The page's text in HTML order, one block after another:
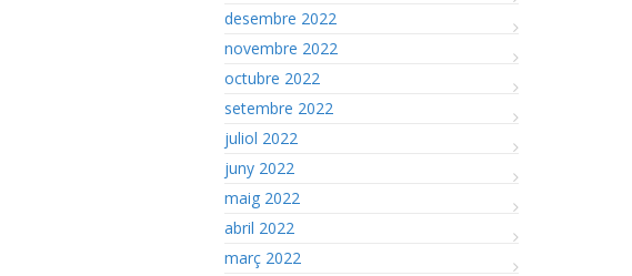
desembre 2022
novembre 2022
octubre 2022
setembre 2022
juliol 2022
juny 2022
maig 2022
abril 2022
març 2022